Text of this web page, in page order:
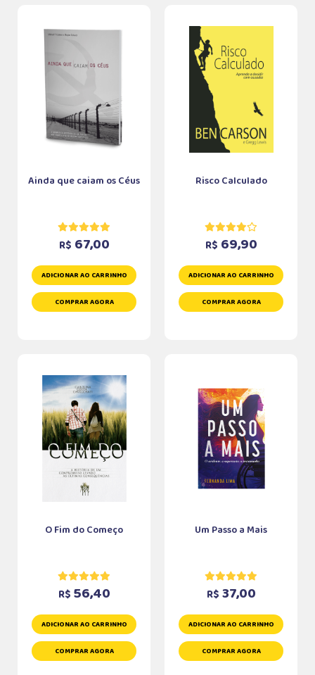
Ainda que caiam os Céus
R$ 67,00
ADICIONAR AO CARRINHO
COMPRAR AGORA
Risco Calculado
R$ 69,90
ADICIONAR AO CARRINHO
COMPRAR AGORA
O Fim do Começo
R$ 56,40
ADICIONAR AO CARRINHO
COMPRAR AGORA
Um Passo a Mais
R$ 37,00
ADICIONAR AO CARRINHO
COMPRAR AGORA